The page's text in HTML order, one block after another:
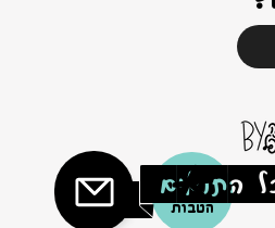
הטבות
התנאים]